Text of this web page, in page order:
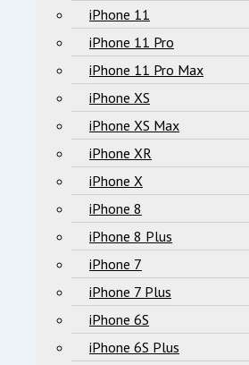
iPhone 11
iPhone 11 Pro
iPhone 11 Pro Max
iPhone XS
iPhone XS Max
iPhone XR
iPhone X
iPhone 8
iPhone 8 Plus
iPhone 7
iPhone 7 Plus
iPhone 6S
iPhone 6S Plus